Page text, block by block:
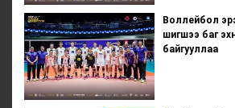
Воллейбол
шигшээ баг
байгууллаа